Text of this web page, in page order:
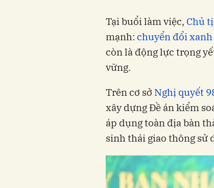
Tại buổi làm việc, Chủ
mạnh: chuyển đổi xanh
còn là động lực trọng
vững.
Trên cơ sở Nghị quyết
xây dựng Đề án kiểm
áp dụng toàn địa bàn
sinh thái giao thông sử